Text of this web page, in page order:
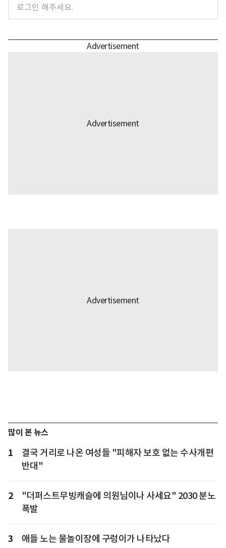
많이 본 뉴스
1
결국 거리로 나온 여성들 "피해자 보호 없는 수사개편
반대"
2
"더퍼스트무빙캐슬에 의원님이나 사세요" 2030 분노
폭발
3 애들 노는 물놀이장에 구렁이가 나타났다